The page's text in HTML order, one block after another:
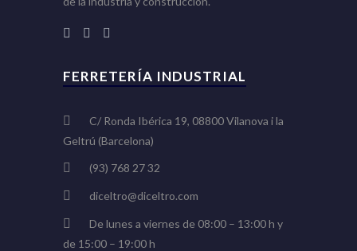
FERRETERÍA INDUSTRIAL
C/ Ronda Ibérica 19, 08800 Vilanova i la
Geltrú (Barcelona)
(93) 768 27 32
diceltro@diceltro.com
De lunes a viernes de 08:00 – 13:00 h y
de 15:00 – 19:00 h